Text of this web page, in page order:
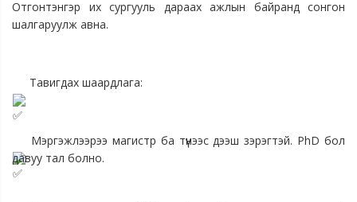
Отгонтэнгэр их сургууль дараах ажлын байранд сонгон
шалгаруулж авна.
Тавигдах шаардлага:
Мэргэжлээрээ магистр ба түүнээс дээш зэрэгтэй. PhD бол
давуу тал болно.